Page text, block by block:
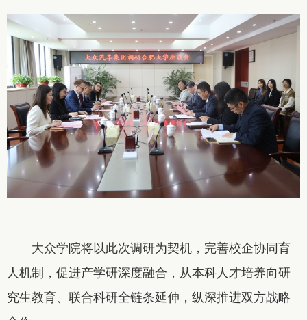
大众学院将以此次调研为契机，完善校企协同育
人机制，促进产学研深度融合，从本科人才培养向研
究生教育、联合科研全链条延伸，纵深推进双方战略